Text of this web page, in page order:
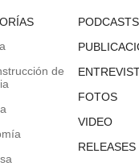
de
PODCASTS
FOTOS
VIDEO
RELEASES